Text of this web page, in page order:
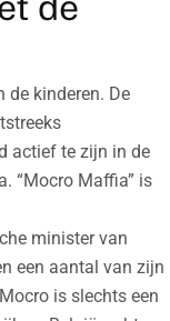
de kinderen. De
actief te zijn in de
“Mocro Maffia” is
minister van
een aantal van zijn
is slechts een